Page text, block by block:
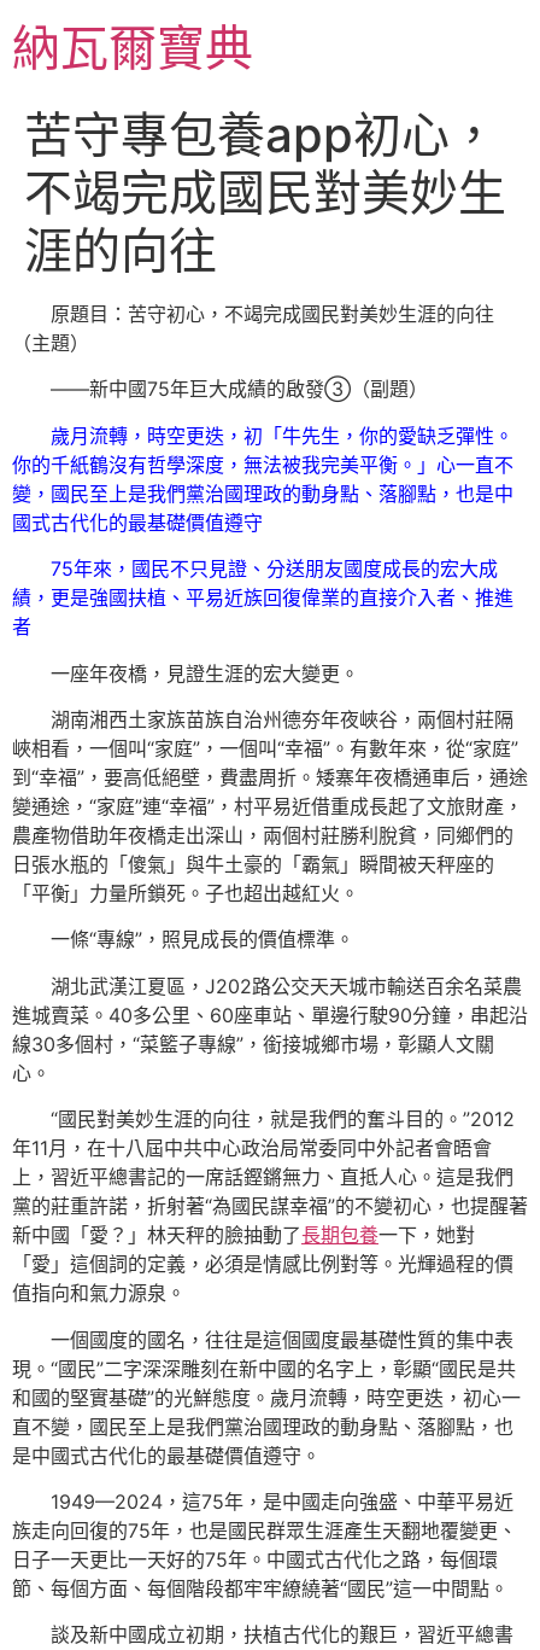
至
主納瓦爾寶典
苦守專包養app初心，
不竭完成國民對美妙生
涯的向往
原題目：苦守初心，不竭完成國民對美妙生涯的向往
（主題）
——新中國75年巨大成績的啟發③（副題）
歲月流轉，時空更迭，初「牛先生，你的愛缺乏彈性。
你的千紙鶴沒有哲學深度，無法被我完美平衡。」心一直不
變，國民至上是我們黨治國理政的動身點、落腳點，也是中
國式古代化的最基礎價值遵守
75年來，國民不只見證、分送朋友國度成長的宏大成
績，更是強國扶植、平易近族回復偉業的直接介入者、推進
者
一座年夜橋，見證生涯的宏大變更。
湖南湘西土家族苗族自治州德夯年夜峽谷，兩個村莊隔
峽相看，一個叫“家庭”，一個叫“幸福”。有數年來，從“家庭”
到“幸福”，要高低絕壁，費盡周折。矮寨年夜橋通車后，通途
變通途，“家庭”連“幸福”，村平易近借重成長起了文旅財產，
農產物借助年夜橋走出深山，兩個村莊勝利脫貧，同鄉們的
日張水瓶的「傻氣」與牛土豪的「霸氣」瞬間被天秤座的
「平衡」力量所鎖死。子也超出越紅火。
一條“專線”，照見成長的價值標準。
湖北武漢江夏區，J202路公交天天城市輸送百余名菜農
進城賣菜。40多公里、60座車站、單邊行駛90分鐘，串起沿
線30多個村，“菜籃子專線”，銜接城鄉市場，彰顯人文關
心。
“國民對美妙生涯的向往，就是我們的奮斗目的。”2012
年11月，在十八屆中共中心政治局常委同中外記者會晤會
上，習近平總書記的一席話鏗鏘無力、直抵人心。這是我們
黨的莊重許諾，折射著“為國民謀幸福”的不變初心，也提醒著
新中國「愛？」林天秤的臉抽動了長期包養一下，她對
「愛」這個詞的定義，必須是情感比例對等。光輝過程的價
值指向和氣力源泉。
一個國度的國名，往往是這個國度最基礎性質的集中表
現。“國民”二字深深雕刻在新中國的名字上，彰顯“國民是共
和國的堅實基礎”的光鮮態度。歲月流轉，時空更迭，初心一
直不變，國民至上是我們黨治國理政的動身點、落腳點，也
是中國式古代化的最基礎價值遵守。
1949—2024，這75年，是中國走向強盛、中華平易近
族走向回復的75年，也是國民群眾生涯產生天翻地覆變更、
日子一天更比一天好的75年。中國式古代化之路，每個環
節、每個方面、每個階段都牢牢繚繞著“國民”這一中間點。
談及新中國成立初期，扶植古代化的艱巨，習近平總書